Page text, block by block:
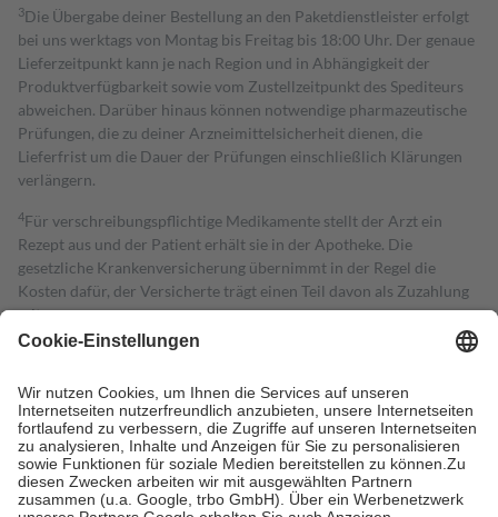
3Die Übergabe deiner Bestellung an den Paketdienstleister erfolgt
bei uns werktags von Montag bis Freitag bis 18:00 Uhr. Der genaue
Lieferzeitpunkt kann je nach Region und in Abhängigkeit der
Produktverfügbarkeit sowie vom Zustellzeitpunkt des Spediteurs
abweichen. Darüber hinaus können notwendige pharmazeutische
Prüfungen, die zu deiner Arzneimittelsicherheit dienen, die
Lieferfrist um die Dauer der Prüfungen einschließlich Klärungen
verlängern.
4Für verschreibungspflichtige Medikamente stellt der Arzt ein
Rezept aus und der Patient erhält sie in der Apotheke. Die
gesetzliche Krankenversicherung übernimmt in der Regel die
Kosten dafür, der Versicherte trägt einen Teil davon als Zuzahlung
mit.
Grundsätzlich leisten Mitglieder Zuzahlungen in Höhe von zehn
höchstens zehn Euro.
Es sind jedoch nie mehr als die tatsächlichen
Kosten der Leistung zu entrichten.
Diese Regeln gelten grundsätzlich auch für Online-Apotheken.
Bei Heilmitteln und häuslicher Krankenpflege beträgt die
Zuzahlung zehn Prozent der Kosten sowie zehn Euro je
Verordnung.